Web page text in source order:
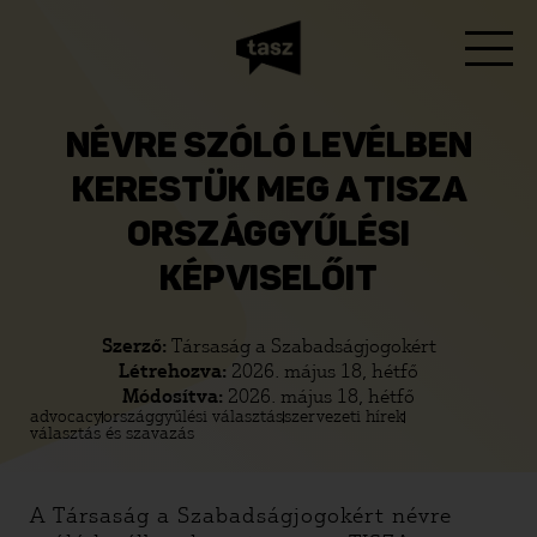
NÉVRE SZÓLÓ LEVÉLBEN
KERESTÜK MEG A TISZA
ORSZÁGGYŰLÉSI
KÉPVISELŐIT
Szerző: Társaság a Szabadságjogokért
Létrehozva: 2026. május 18, hétfő
Módosítva: 2026. május 18, hétfő
advocacyországgyűlési választásszervezeti hírek
választás és szavazás
A Társaság a Szabadságjogokért névre